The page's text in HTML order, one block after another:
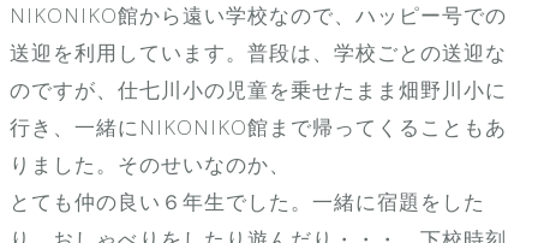
NIKONIKO館から遠い学校なので、ハッピー号での
送迎を利用しています。普段は、学校ごとの送迎な
のですが、仕七川小の児童を乗せたまま畑野川小に
行き、一緒にNIKONIKO館まで帰ってくることもあ
りました。そのせいなのか、
とても仲の良い６年生でした。一緒に宿題をした